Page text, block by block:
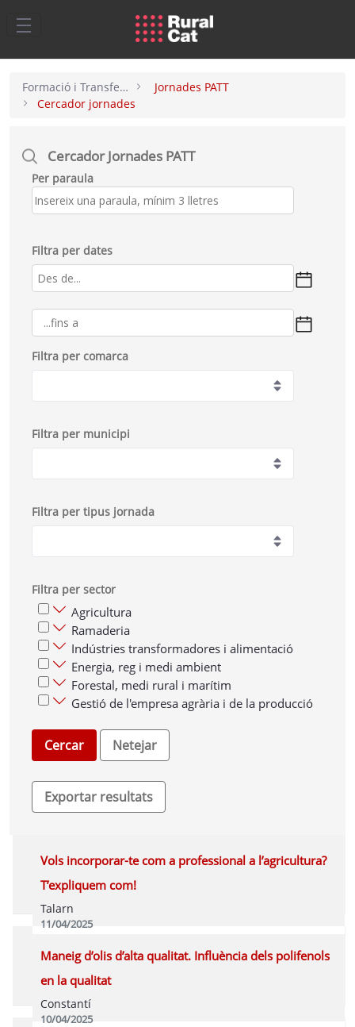
Salta al contingut principal
Formació i Transferència
Jornades PATT
Cercador jornades
Cercador Jornades PATT
Per paraula
Filtra per dates
Filtra per comarca
Filtra per municipi
Filtra per tipus jornada
Filtra per sector
Agricultura
Ramaderia
Indústries transformadores i alimentació
Energia, reg i medi ambient
Forestal, medi rural i marítim
Gestió de l'empresa agrària i de la producció
Vols incorporar-te com a professional a l’agricultura?
T’expliquem com!
Talarn
11/04/2025
Programa
Maneig d’olis d’alta qualitat. Influència dels polifenols
en la qualitat
Constantí
10/04/2025